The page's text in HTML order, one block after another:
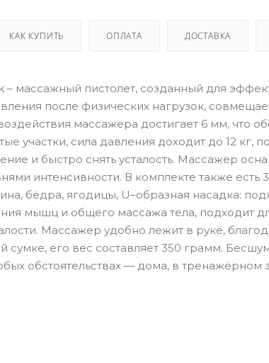
КАК КУПИТЬ ОПЛАТА ДОСТАВКА
– массажный пистолет, созданный для
после физических нагрузок,
массажера достигает 6 мм, что
участки, сила давления доходит до 12 кг,
и быстро снять усталость. Массажер
интенсивности. В комплекте также есть
бёдра, ягодицы, U–образная насадка:
мышц и общего массажа тела, подходит
Массажер удобно лежит в руке,
его вес составляет 350 грамм.
обстоятельствах — дома, в тренажёрном